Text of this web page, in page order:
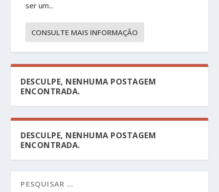
ser um...
CONSULTE MAIS INFORMAÇÃO
DESCULPE, NENHUMA POSTAGEM
ENCONTRADA.
DESCULPE, NENHUMA POSTAGEM
ENCONTRADA.